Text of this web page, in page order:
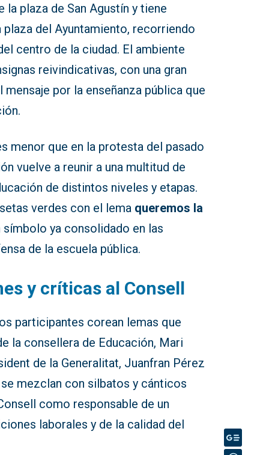
la plaza de San Agustín y tiene
del Ayuntamiento, recorriendo
centro de la ciudad. El ambiente
reivindicativas, con una gran
por la enseñanza pública que
menor que en la protesta del pasado
vuelve a reunir a una multitud de
de distintos niveles y etapas.
verdes con el lema queremos la
símbolo ya consolidado en las
de la escuela pública.
y críticas al Consell
participantes corean lemas que
la consellera de Educación, Mari
de la Generalitat, Juanfran Pérez
mezclan con silbatos y cánticos
como responsable de un
laborales y de la calidad del